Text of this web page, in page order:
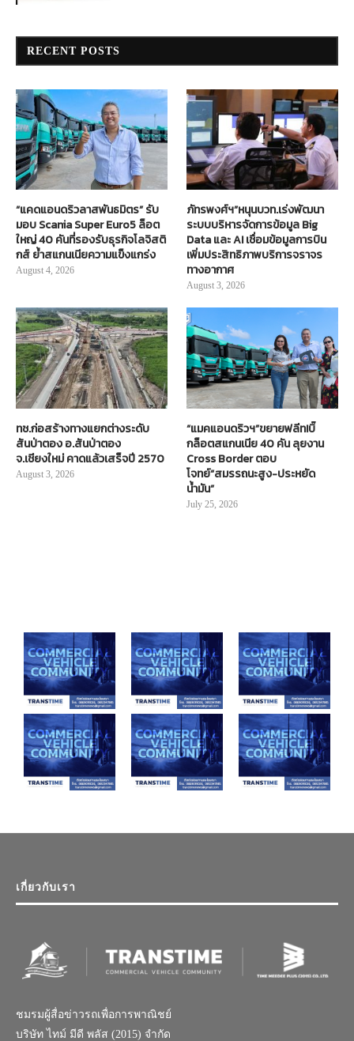
RECENT POSTS
“แคดแอนดริวลาสพันธมิตร” รับ
มอบ Scania Super Euro5 ล็อต
ใหญ่ 40 คันที่รองรับธุรกิจโลจิสติ
กส์ ย้ำสแกนเนียความแข็งแกร่ง
August 4, 2026
ภัทรพงศ์ฯ”หนุนบวท.เร่งพัฒนา
ระบบบริหารจัดการข้อมูล Big
Data และ AI เชื่อมข้อมูลการบิน
เพิ่มประสิทธิภาพบริการจราจร
ทางอากาศ
August 3, 2026
ทช.ก่อสร้างทางแยกต่างระดับ
สันป่าตอง อ.สันป่าตอง
จ.เชียงใหม่ คาดแล้วเสร็จปี 2570
August 3, 2026
“แมคแอนดริวฯ”ขยายฟลีท!บิ๊
กล็อตสแกนเนีย 40 คัน ลุยงาน
Cross Border ตอบ
โจทย์“สมรรถนะสูง-ประหยัด
น้ำมัน”
July 25, 2026
เกี่ยวกับเรา
ชมรมผู้สื่อข่าวรถเพื่อการพาณิชย์
บริษัท ไทม์ มีดี พลัส (2015) จำกัด